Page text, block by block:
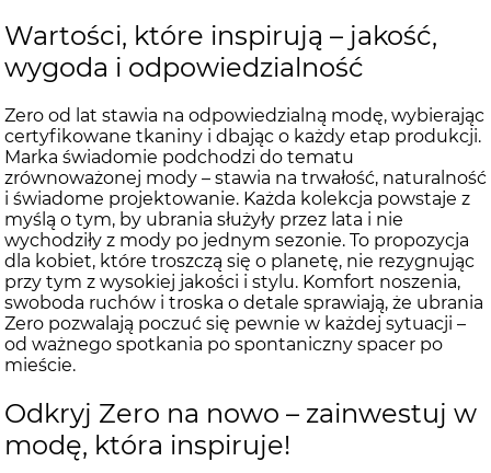
Wartości, które inspirują – jakość,
wygoda i odpowiedzialność
Zero od lat stawia na odpowiedzialną modę, wybierając
certyfikowane tkaniny i dbając o każdy etap produkcji.
Marka świadomie podchodzi do tematu
zrównoważonej mody – stawia na trwałość, naturalność
i świadome projektowanie. Każda kolekcja powstaje z
myślą o tym, by ubrania służyły przez lata i nie
wychodziły z mody po jednym sezonie. To propozycja
dla kobiet, które troszczą się o planetę, nie rezygnując
przy tym z wysokiej jakości i stylu. Komfort noszenia,
swoboda ruchów i troska o detale sprawiają, że ubrania
Zero pozwalają poczuć się pewnie w każdej sytuacji –
od ważnego spotkania po spontaniczny spacer po
mieście.
Odkryj Zero na nowo – zainwestuj w
modę, która inspiruje!